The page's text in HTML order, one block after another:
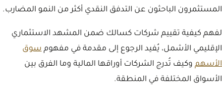
المستثمرون الباحثون عن التدفق النقدي أكثر من النمو المضارب.
لفهم كيفية تقييم شركات كسالك ضمن المشهد الاستثماري
الإقليمي الأشمل، يُفيد الرجوع إلى مقدمة في مفهوم سوق
الأسهم وكيف تُدرج الشركات أوراقها المالية وما الفرق بين
الأسواق المختلفة في المنطقة.